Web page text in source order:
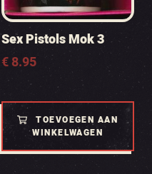
Sex Pistols Mok 3
€8.95
TOEVOEGEN AAN
WINKELWAGEN